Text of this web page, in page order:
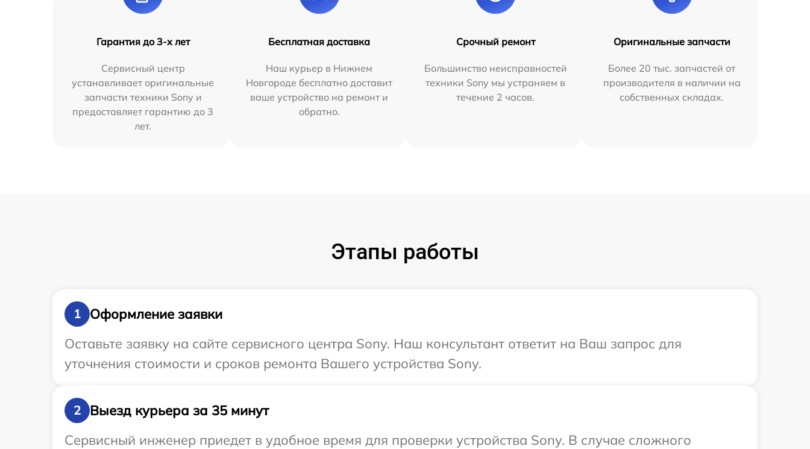
Гарантия до 3-х лет
Сервисный центр
устанавливает оригинальные
запчасти техники Sony и
предоставляет гарантию до 3
лет.
Бесплатная доставка
Наш курьер в Нижнем
Новгороде бесплатно доставит
ваше устройство на ремонт и
обратно.
Срочный ремонт
Большинство неисправностей
техники Sony мы устраняем в
течение 2 часов.
Оригинальные запчасти
Более 20 тыс. запчастей от
производителя в наличии на
собственных складах.
Этапы работы
1
Оформление заявки
Оставьте заявку на сайте сервисного центра Sony. Наш консультант ответит на Ваш запрос для
уточнения стоимости и сроков ремонта Вашего устройства Sony.
2
Выезд курьера за 35 минут
Сервисный инженер приедет в удобное время для проверки устройства Sony. В случае сложного